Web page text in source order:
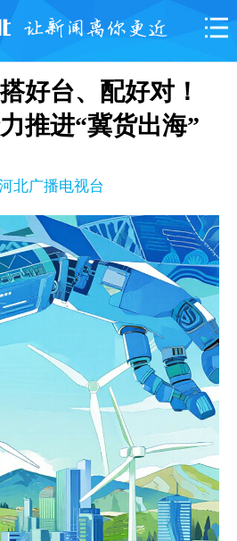
好台、配好对！
推进“冀货出海”
北广播电视台